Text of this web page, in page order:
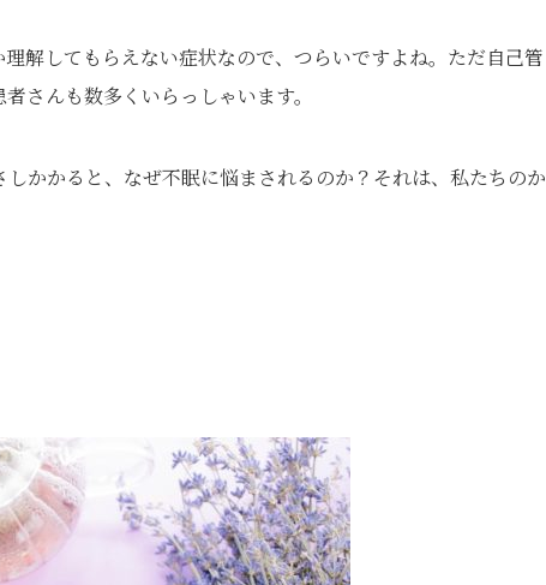
解してもらえない症状なので、つらいですよね。ただ自己管
さんも数多くいらっしゃいます。
かかると、なぜ不眠に悩まされるのか？それは、私たちのか